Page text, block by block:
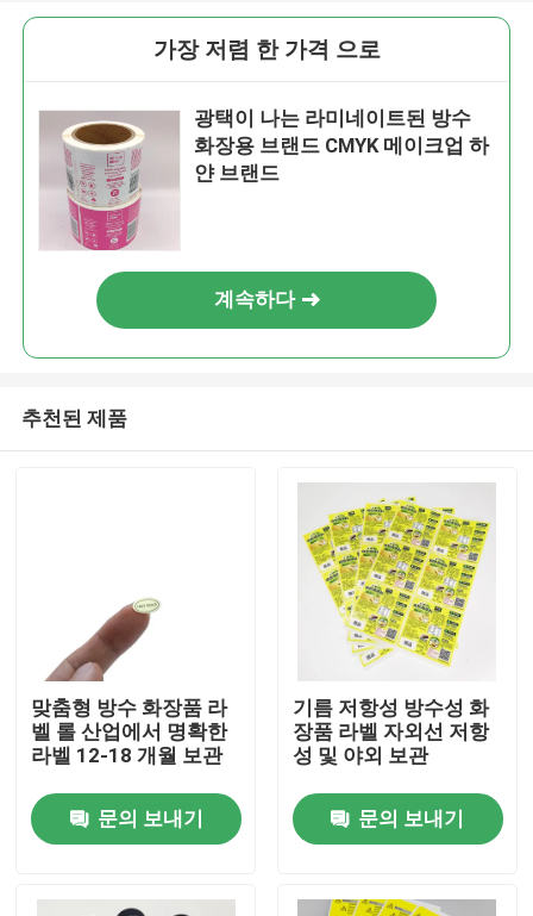
가장 저렴 한 가격 으로
광택이 나는 라미네이트된 방수
화장용 브랜드 CMYK 메이크업 하
얀 브랜드
계속하다
추천된 제품
맞춤형 방수 화장품 라
벨 롤 산업에서 명확한
라벨 12-18 개월 보관
문의 보내기
기름 저항성 방수성 화
장품 라벨 자외선 저항
성 및 야외 보관
문의 보내기